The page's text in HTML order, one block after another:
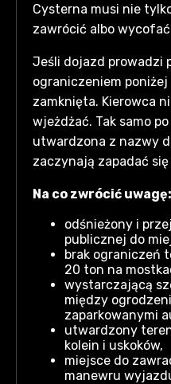
Cysterna musi nie
zawrócić albo
Jeśli dojazd prowadzi
ograniczeniem
zamknięta. Kierowca
wjeżdżać. Tak samo
utwardzona z nazwy
zaczynają zapadać
Na co zwrócić uwagę:
odśnieżony i
publicznej do
brak ograniczeń
20 ton na
wystarczającą
między
zaparkowanymi
utwardzony teren
kolein i uskoków,
miejsce do
manewru